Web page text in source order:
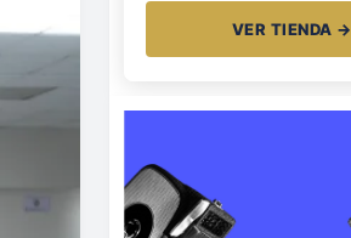
VER TIENDA →